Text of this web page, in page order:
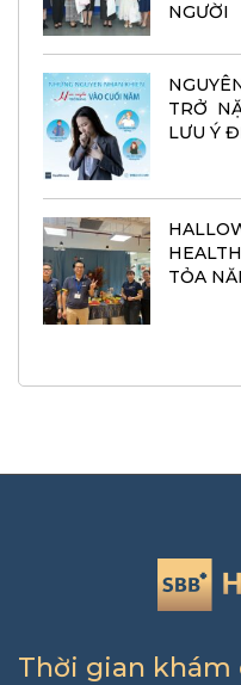
NGƯỜI
TRỞ
LƯU Ý
TỎA
Thời gian khám